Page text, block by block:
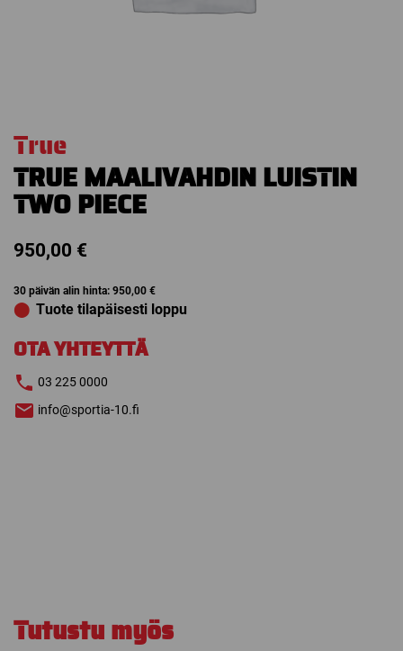
True
TRUE MAALIVAHDIN LUISTIN
TWO PIECE
950,00 €
30 päivän alin hinta: 950,00 €
⬤ Tuote tilapäisesti loppu
OTA YHTEYTTÄ
03 225 0000
info@sportia-10.fi
Tutustu myös